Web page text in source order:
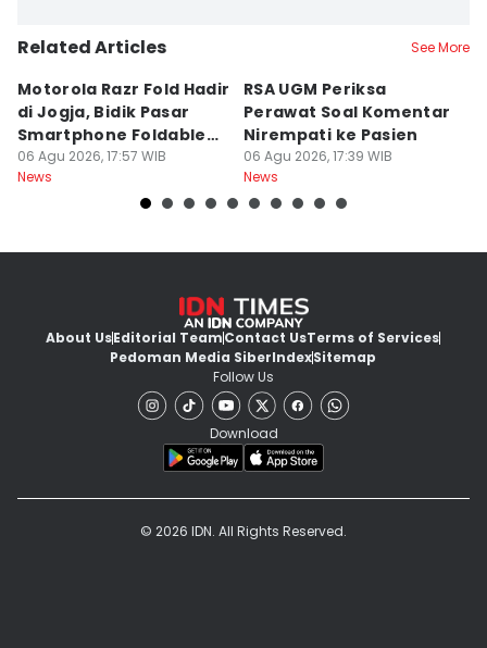
Related Articles See More
Motorola Razr Fold Hadir
di Jogja, Bidik Pasar
Smartphone Foldable
Premium
06 Agu 2026, 17:57 WIB
News
RSA UGM Periksa
Perawat Soal Komentar
Nirempati ke Pasien
06 Agu 2026, 17:39 WIB
News
About UsEditorial TeamContact UsTerms of Services
Pedoman Media SiberIndexSitemap
Follow Us
Download
© 2026 IDN. All Rights Reserved.